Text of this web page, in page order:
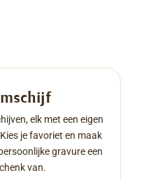
elk met een eigen
je favoriet en maak
gravure een
van.